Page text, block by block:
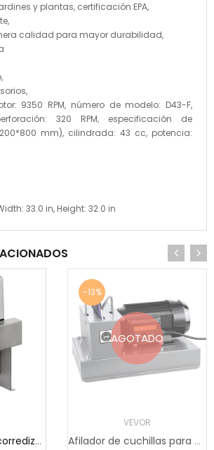
y plantas, certificación EPA,
calidad para mayor durabilidad,
9350 RPM, número de modelo: D43-F,
320 RPM, especificación de
mm), cilindrada: 43 cc, potencia:
33.0 in, Height: 32.0 in
Abridor de puerta corrediza VEVOR, AC1400 3100L...
AGOTADO
-13%
VEVOR
Afilador de cuchillas para cortacésped VEVOR, a...